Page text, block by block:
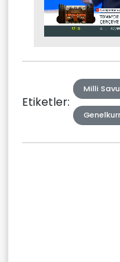
Mute
Etiketler:
Milli